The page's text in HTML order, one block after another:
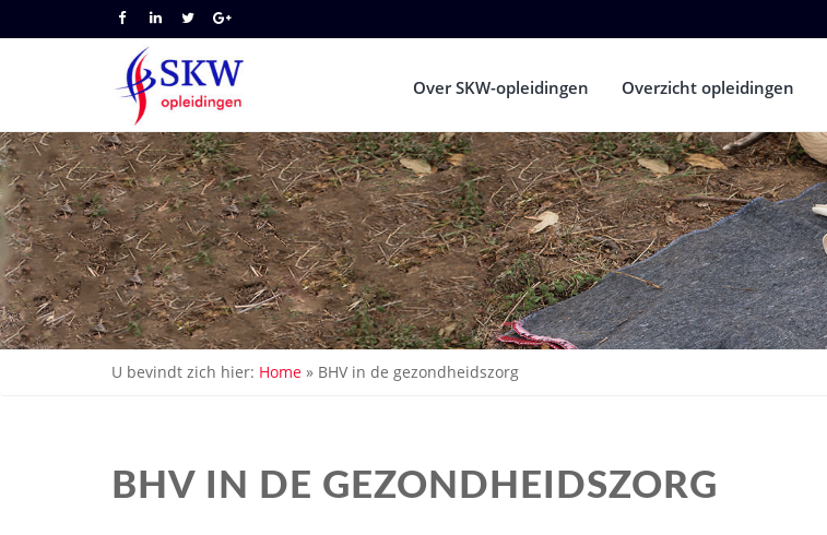
Over SKW-opleidingen Overzicht opleidingen
U bevindt zich hier: Home » BHV in de gezondheidszorg
BHV IN DE GEZONDHEIDSZORG